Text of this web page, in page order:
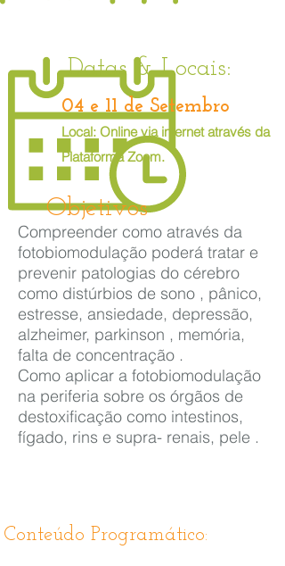
Datas & Locais:
04 e 11 de Setembro
Local: Online via internet através da
Plataforma Zoom.
Objetivos
Compreender como através da
fotobiomodulação poderá tratar e
prevenir patologias do cérebro
como distúrbios de sono , pânico,
estresse, ansiedade, depressão,
alzheimer, parkinson , memória,
falta de concentração .
Como aplicar a fotobiomodulação
na periferia sobre os órgãos de
destoxificação como intestinos,
fígado, rins e supra- renais, pele .
Conteúdo Programático: